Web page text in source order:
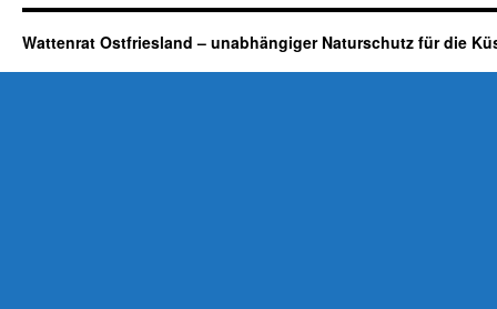
Wattenrat Ostfriesland – unabhängiger Naturschutz für die